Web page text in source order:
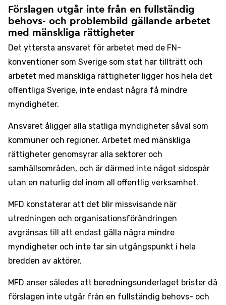
Förslagen utgår inte från en fullständig
behovs- och problembild gällande arbetet
med mänskliga rättigheter
Det yttersta ansvaret för arbetet med de FN-
konventioner som Sverige som stat har tillträtt och
arbetet med mänskliga rättigheter ligger hos hela det
offentliga Sverige, inte endast några få mindre
myndigheter.
Ansvaret åligger alla statliga myndigheter såväl som
kommuner och regioner. Arbetet med mänskliga
rättigheter genomsyrar alla sektorer och
samhällsområden, och är därmed inte något sidospår
utan en naturlig del inom all offentlig verksamhet.
MFD konstaterar att det blir missvisande när
utredningen och organisationsförändringen
avgränsas till att endast gälla några mindre
myndigheter och inte tar sin utgångspunkt i hela
bredden av aktörer.
MFD anser således att beredningsunderlaget brister då
förslagen inte utgår från en fullständig behovs- och